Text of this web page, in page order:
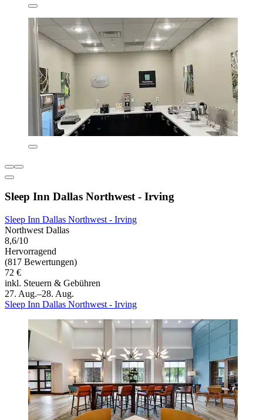
Sleep Inn Dallas Northwest - Irving
Sleep Inn Dallas Northwest - Irving
Northwest Dallas
8,6/10
Hervorragend
(817 Bewertungen)
72 €
inkl. Steuern & Gebühren
27. Aug.–28. Aug.
Sleep Inn Dallas Northwest - Irving